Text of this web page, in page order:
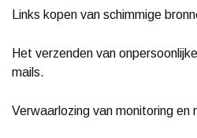
Links kopen van schimmige
Het verzenden van
mails.
Verwaarlozing van monitoring en